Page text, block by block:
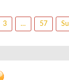
3 … 57